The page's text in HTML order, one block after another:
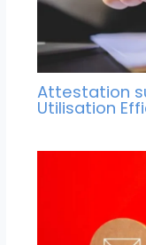
Attestation
Utilisation